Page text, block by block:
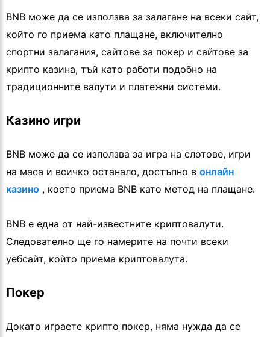
BNB може да се използва за залагане на всеки сайт,
който го приема като плащане, включително
спортни залагания, сайтове за покер и сайтове за
крипто казина, тъй като работи подобно на
традиционните валути и платежни системи.
Казино игри
BNB може да се използва за игра на слотове, игри
на маса и всичко останало, достъпно в онлайн
казино , което приема BNB като метод на плащане.
BNB е една от най-известните криптовалути.
Следователно ще го намерите на почти всеки
уебсайт, който приема криптовалута.
Покер
Докато играете крипто покер, няма нужда да се